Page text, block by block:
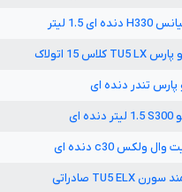
H330 دنده ای1.5 لیتر
پارسLX
TU5 کلاس15 اتولاک
پارس تندر دنده ای
S300
1.5 لیتر دنده ای
وال ولکسc30 دنده ای
سورنELX
TU5 صادراتی